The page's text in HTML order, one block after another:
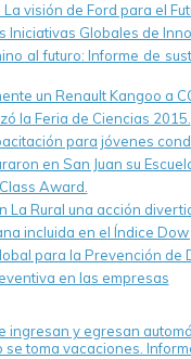
visión de Ford para el
Globales de
al futuro: Informe de
un Renault Kangoo a
la Feria de Ciencias 2015.
para jóvenes
en San Juan su
Award.
La Rural una acción
incluida en el Índice
para la Prevención de
en las empresas
ingresan y egresan
se toma vacaciones.